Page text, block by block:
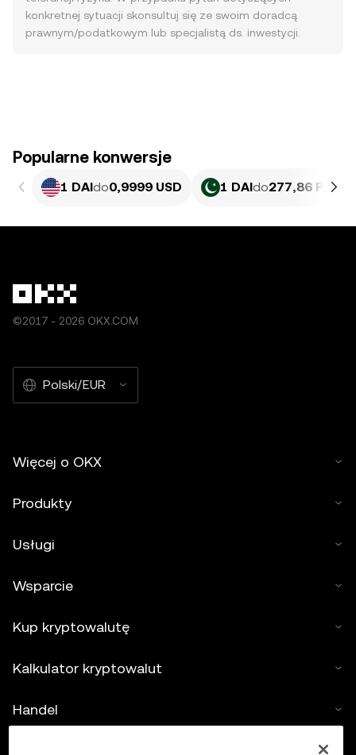
konkretnej sytuacji skonsultuj się ze swoim doradcą
prawnym/podatkowym lub specjalistą ds. inwestycji.
Popularne konwersje
1 DAIdo0,9999 USD 1 DAIdo277,86 PKR
©2017 - 2026 OKX.COM
Polski/EUR
Więcej o OKX
Produkty
Usługi
Wsparcie
Kup kryptowalutę
Kalkulator kryptowalut
Handel